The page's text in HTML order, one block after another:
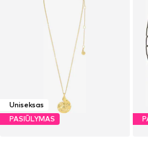
Uniseksas
PASIŪLYMAS